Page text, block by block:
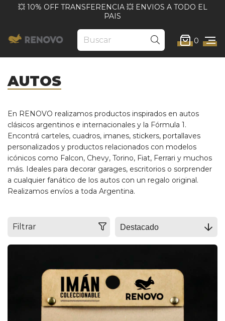
💥 10% OFF TRANSFERENCIA 💥 ENVIOS A TODO EL
PAIS
0
AUTOS
En RENOVO realizamos productos inspirados en autos
clásicos argentinos e internacionales y la Fórmula 1.
Encontrá carteles, cuadros, imanes, stickers, portallaves
personalizados y productos relacionados con modelos
icónicos como Falcon, Chevy, Torino, Fiat, Ferrari y muchos
más. Ideales para decorar garages, escritorios o sorprender
a cualquier fanático de los autos con un regalo original.
Realizamos envíos a toda Argentina.
Filtrar